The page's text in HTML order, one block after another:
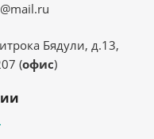
Бядули, д.13,
(офис)